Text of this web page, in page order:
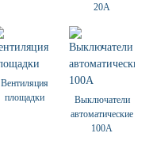
20А
Вентиляция
площадки
Выключатели
автоматические
100А